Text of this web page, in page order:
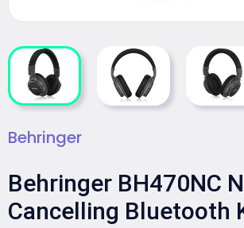
Behringer
Behringer BH470NC
Cancelling Bluetooth